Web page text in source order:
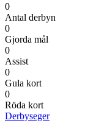
0
Antal derbyn
0
Gjorda mål
0
Assist
0
Gula kort
0
Röda kort
Derbyseger